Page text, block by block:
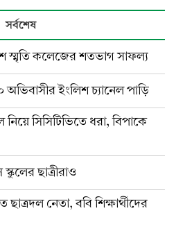
সর্বশেষ
স্মৃতি কলেজের শতভাগ সাফল্য
ইংলিশ চ্যানেল পাড়ি
সিসিটিভিতে ধরা, বিপাকে
ছাত্রীরাও
ছাত্রদল নেতা, ববি শিক্ষার্থীদের